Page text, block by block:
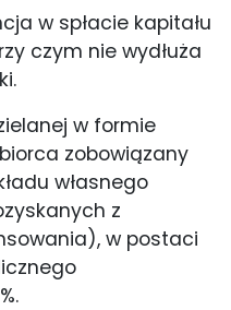
w spłacie kapitału
czym nie wydłuża
w formie
zobowiązany
własnego
z
w postaci